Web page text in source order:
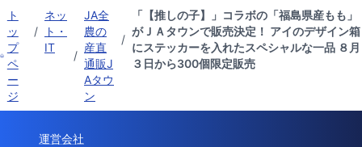
ト
ッ
プ
ペ
ー
ジ
/
ネッ
ト・
IT
/
JA全
農の
産直
通販J
Aタウ
ン
/
「【推しの子】」コラボの「福島県産もも」
がＪＡタウンで販売決定！ アイのデザイン箱
にステッカーを入れたスペシャルな一品 ８月
３日から300個限定販売
運営会社